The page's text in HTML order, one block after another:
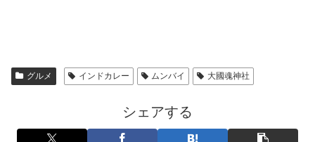
グルメ インドカレー ムンバイ 大國魂神社
シェアする